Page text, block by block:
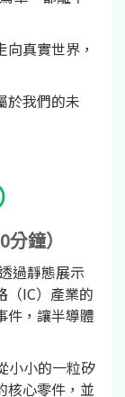
真實世界，
於我們的未
鐘）
過靜態展示
（IC）產業的
件，讓半導體
小小的一粒矽
核心零件，並